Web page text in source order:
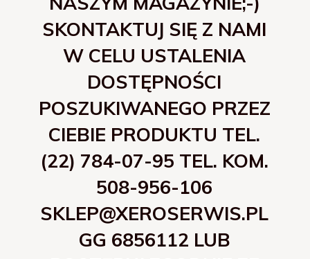
SKONTAKTUJ SIĘ Z NAMI
W CELU USTALENIA
DOSTĘPNOŚCI
POSZUKIWANEGO PRZEZ
CIEBIE PRODUKTU TEL.
(22) 784-07-95 TEL. KOM.
508-956-106
SKLEP@XEROSERWIS.PL
GG 6856112 LUB